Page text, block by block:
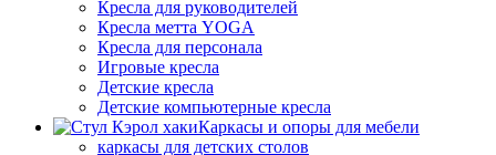
Кресла для руководителей
Кресла метта YOGA
Кресла для персонала
Игровые кресла
Детские кресла
Детские компьютерные кресла
Каркасы и опоры для мебели
каркасы для детских столов